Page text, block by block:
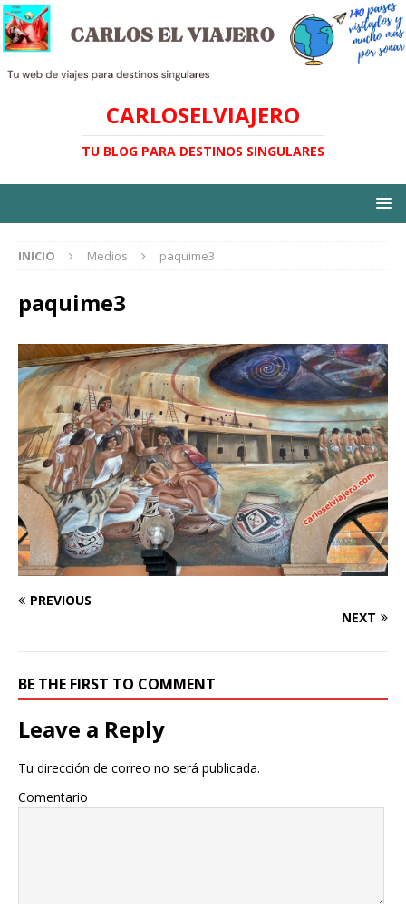
CARLOSELVIAJERO
TU BLOG PARA DESTINOS SINGULARES
INICIO Medios paquime3
paquime3
PREVIOUS
NEXT
BE THE FIRST TO COMMENT
Leave a Reply
Tu dirección de correo no será publicada.
Comentario